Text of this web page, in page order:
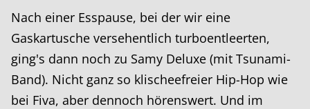
Nach einer Esspause, bei der wir eine
Gaskartusche versehentlich turboentleerten,
ging's dann noch zu Samy Deluxe (mit Tsunami-
Band). Nicht ganz so klischeefreier Hip-Hop wie
bei Fiva, aber dennoch hörenswert. Und im